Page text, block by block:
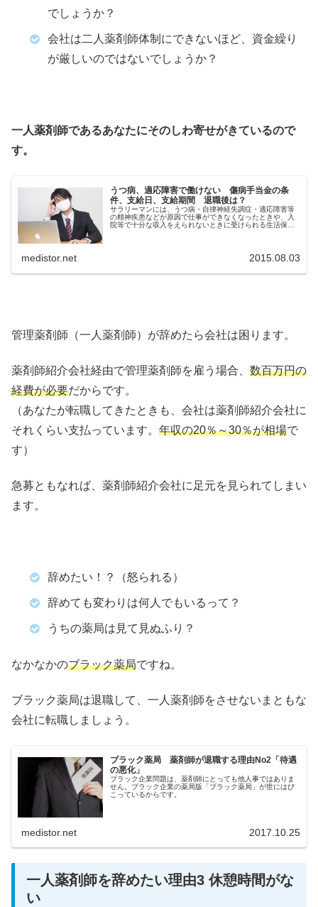
でしょうか？
会社は二人薬剤師体制にできないほど、資金繰り
が厳しいのではないでしょうか？
一人薬剤師であるあなたにそのしわ寄せがきているので
す。
うつ病、適応障害で働けない 傷病手当金の条
件、支給日、支給期間 退職後は？
サラリーマンには、うつ病・自律神経失調症・適応障害等
の精神疾患などが原因で仕事ができなくなったときや、入
院等で十分な収入をえられないときに受けられる生活保障
medistor.net 2015.08.03
管理薬剤師（一人薬剤師）が辞めたら会社は困ります。
薬剤師紹介会社経由で管理薬剤師を雇う場合、 数百万円の
経費が必要だからです。
（あなたが転職してきたときも、会社は薬剤師紹介会社に
それくらい支払っています。 年収の20％～30％が相場で
す）
急募ともなれば、薬剤師紹介会社に足元を見られてしまい
ます。
辞めたい！？（怒られる）
辞めても変わりは何人でもいるって？
うちの薬局は見て見ぬふり？
なかなかのブラック薬局ですね。
ブラック薬局は退職して、一人薬剤師をさせないまともな
会社に転職しましょう。
ブラック薬局 薬剤師が退職する理由No2「待遇
の悪化」
ブラック企業問題は、薬剤師にとっても他人事ではありま
せん。ブラック企業の薬局版「ブラック薬局」が世にはび
こっているからです。
medistor.net 2017.10.25
一人薬剤師を辞めたい理由3 休憩時間がな
い